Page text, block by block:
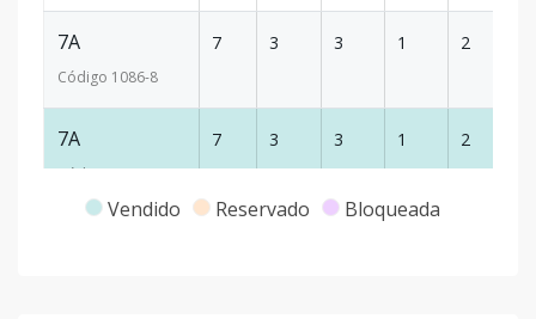
7A
Código 1086-8
7 3 3 1 2
7A
Código1086-9
7 3 3 1 2
Vendido Reservado Bloqueada